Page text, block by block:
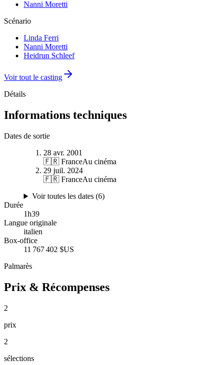
Nanni Moretti
Scénario
Linda Ferri
Nanni Moretti
Heidrun Schleef
Voir tout le casting
Détails
Informations techniques
Dates de sortie
28 avr. 2001
🇫🇷 FranceAu cinéma
29 juil. 2024
🇫🇷 FranceAu cinéma
Voir toutes les dates (6)
Durée
1h39
Langue originale
italien
Box-office
11 767 402 $US
Palmarès
Prix & Récompenses
2
prix
2
sélections